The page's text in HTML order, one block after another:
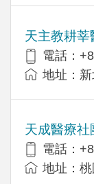
天主教耕
電話：
地址：
天成醫療
電話：
地址：